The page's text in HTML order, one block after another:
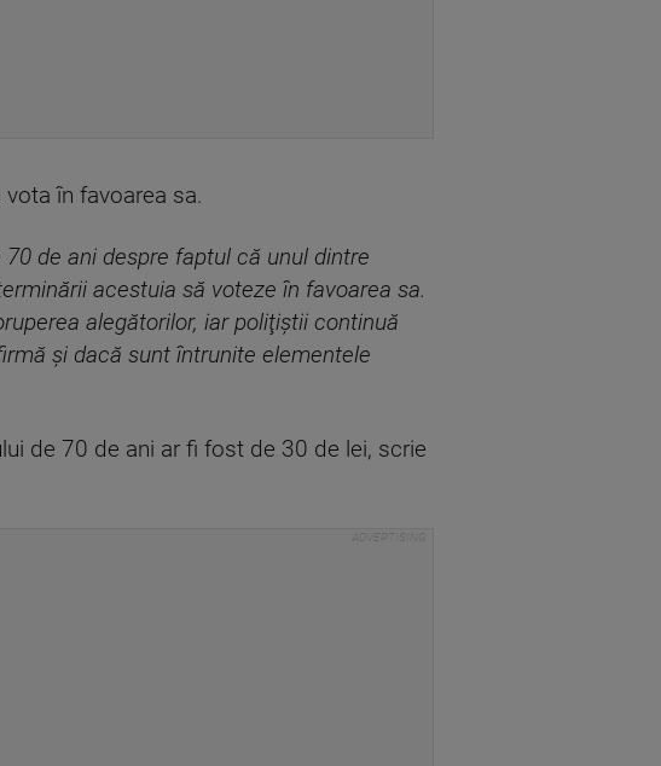
în favoarea sa.
de ani despre faptul că unul dintre
acestuia să voteze în favoarea sa.
alegătorilor, iar poliţiştii continuă
şi dacă sunt întrunite elementele
de 70 de ani ar fi fost de 30 de lei, scrie